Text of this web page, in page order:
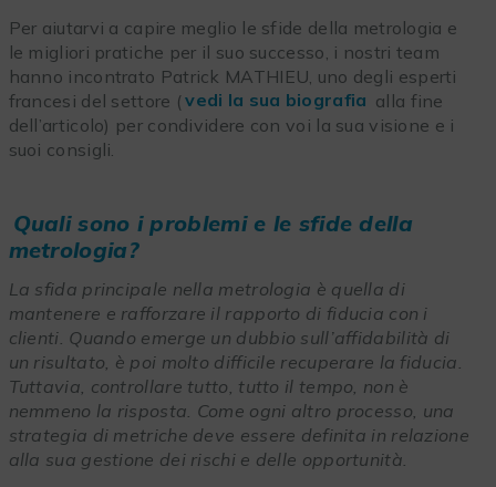
Per aiutarvi a capire meglio le sfide della metrologia e
le migliori pratiche per il suo successo, i nostri team
hanno incontrato Patrick MATHIEU, uno degli esperti
francesi del settore ( vedi la sua biografia alla fine
dell’articolo) per condividere con voi la sua visione e i
suoi consigli.
Quali sono i problemi e le sfide della
metrologia?
La sfida principale nella metrologia è quella di
mantenere e rafforzare il rapporto di fiducia con i
clienti. Quando emerge un dubbio sull’affidabilità di
un risultato, è poi molto difficile recuperare la fiducia.
Tuttavia, controllare tutto, tutto il tempo, non è
nemmeno la risposta. Come ogni altro processo, una
strategia di metriche deve essere definita in relazione
alla sua gestione dei rischi e delle opportunità.